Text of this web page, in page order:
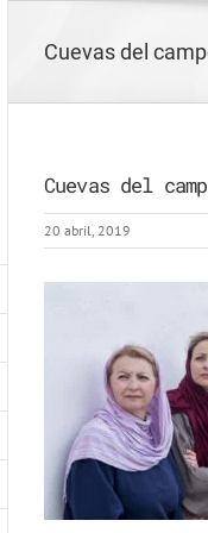
Cuevas del
Cuevas del
20 abril, 2019